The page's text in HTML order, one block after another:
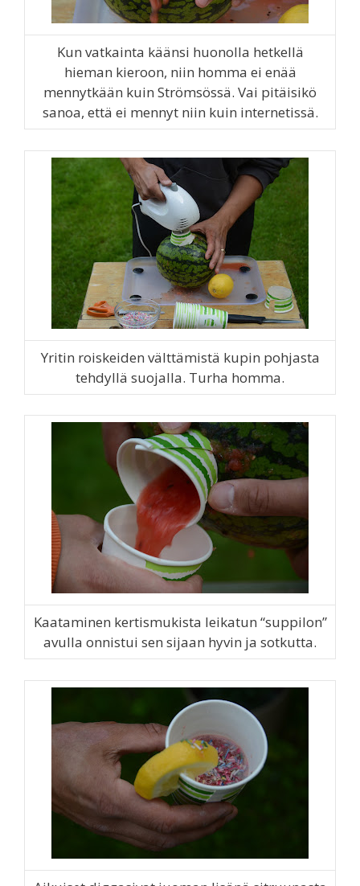
Kun vatkainta käänsi huonolla hetkellä
hieman kieroon, niin homma ei enää
mennytkään kuin Strömsössä. Vai pitäisikö
sanoa, että ei mennyt niin kuin internetissä.
Yritin roiskeiden välttämistä kupin pohjasta
tehdyllä suojalla. Turha homma.
Kaataminen kertismukista leikatun “suppilon”
avulla onnistui sen sijaan hyvin ja sotkutta.